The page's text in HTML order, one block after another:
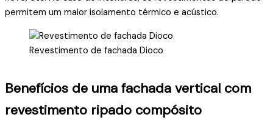
permitem um maior isolamento térmico e acústico.
Revestimento de fachada Dioco
Benefícios de uma fachada vertical com
revestimento ripado compósito